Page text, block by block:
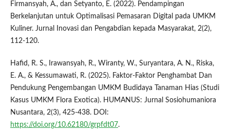
Firmansyah, A., dan Setyanto, E. (2022). Pendampingan
Berkelanjutan untuk Optimalisasi Pemasaran Digital pada UMKM
Kuliner. Jurnal Inovasi dan Pengabdian kepada Masyarakat, 2(2),
112-120.
Hafid, R. S., Irawansyah, R., Wiranty, W., Suryantara, A. N., Riska,
E. A., & Kessumawati, R. (2025). Faktor-Faktor Penghambat Dan
Pendukung Pengembangan UMKM Budidaya Tanaman Hias (Studi
Kasus UMKM Flora Exotica). HUMANUS: Jurnal Sosiohumaniora
Nusantara, 2(3), 425-438. DOI:
https://doi.org/10.62180/grpfdt07.